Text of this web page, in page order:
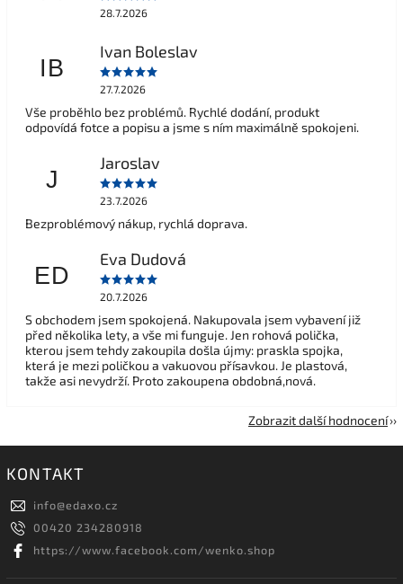
28.7.2026
IB
Ivan Boleslav
27.7.2026
Vše proběhlo bez problémů. Rychlé dodání, produkt
odpovídá fotce a popisu a jsme s ním maximálně spokojeni.
J
Jaroslav
23.7.2026
Bezproblémový nákup, rychlá doprava.
ED
Eva Dudová
20.7.2026
S obchodem jsem spokojená. Nakupovala jsem vybavení již
před několika lety, a vše mi funguje. Jen rohová polička,
kterou jsem tehdy zakoupila došla újmy: praskla spojka,
která je mezi poličkou a vakuovou přísavkou. Je plastová,
takže asi nevydrží. Proto zakoupena obdobná,nová.
Zobrazit další hodnocení
KONTAKT
info@edaxo.cz
00420 234280918
https://www.facebook.com/wenko.shop